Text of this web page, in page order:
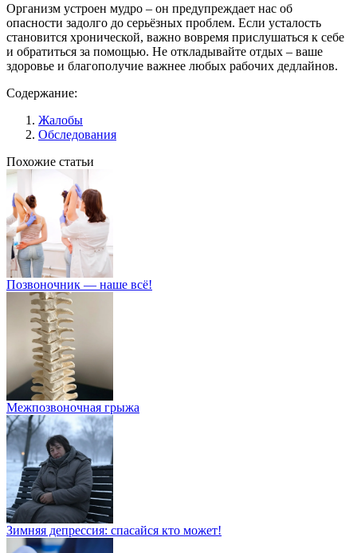
Организм устроен мудро – он предупреждает нас об
опасности задолго до серьёзных проблем. Если усталость
становится хронической, важно вовремя прислушаться к себе
и обратиться за помощью. Не откладывайте отдых – ваше
здоровье и благополучие важнее любых рабочих дедлайнов.
Содержание:
Жалобы
Обследования
Похожие статьи
Позвоночник — наше всё!
Межпозвоночная грыжа
Зимняя депрессия: спасайся кто может!